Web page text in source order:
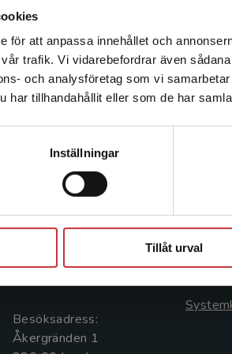
för att anpassa innehållet och
trafik. Vi vidarebefordrar även
och analysföretag som vi
har tillhandahållit eller som de har
Inställningar
Tillåt urval
Det verkar som att du besöker
enhet utanför Sverige. Vi erbjuder inte
Sverige. För att kunna slutföra ett köp
leveransadressen vara i Sverige.Läs
Kontakta oss
Kontakta oss
046-31 20 00
Box 141
221 00 Lund
Besöksadress:
Åkergränden 1
046-
Frågor